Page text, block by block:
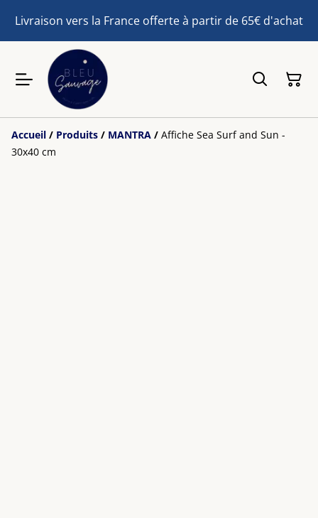
Livraison vers la France offerte à partir de 65€ d'achat
Accueil / Produits / MANTRA / Affiche Sea Surf and Sun -
30x40 cm